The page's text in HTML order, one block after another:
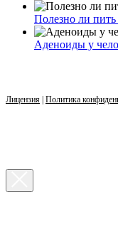
Полезно ли
Аденоиды у
Лицензия | Политика